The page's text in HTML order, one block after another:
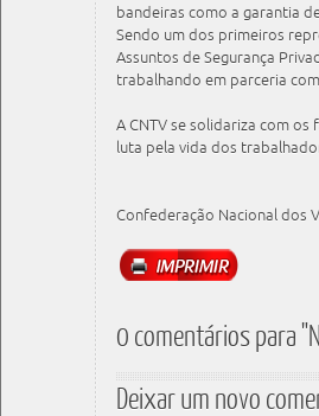
bandeiras como a garantia
Sendo um dos primeiros
Assuntos de Segurança
trabalhando em parceria com
A CNTV se solidariza com
luta pela vida dos
Confederação Nacional dos
0 comentários para
Deixar um novo